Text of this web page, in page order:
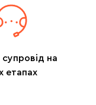
на
етапах